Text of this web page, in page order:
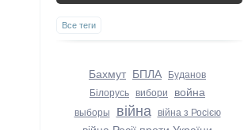
Все теги
Бахмут БПЛА Буданов
Білорусь вибори война
выборы війна війна з Росією